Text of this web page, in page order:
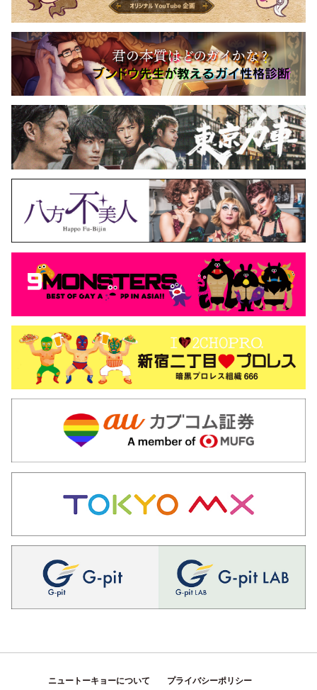
ニュートーキョーについて プライバシーポリシー